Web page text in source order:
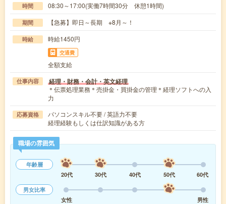
時間 08:30～17:00(実働7時間30分 休憩1時間)
期間 【急募】即日～長期 ※8月～！
時給 時給1450円
交通費
全額支給
仕事内容 経理・財務・会計・英文経理
＊伝票処理業務＊売掛金・買掛金の管理＊経理ソフトへの入
力
応募資格
パソコンスキル不要 / 英語力不要
経理経験もしくは仕訳知識がある方
職場の雰囲気
年齢層
20代
30代 40代 50代
60代
男女比率
女性
男性